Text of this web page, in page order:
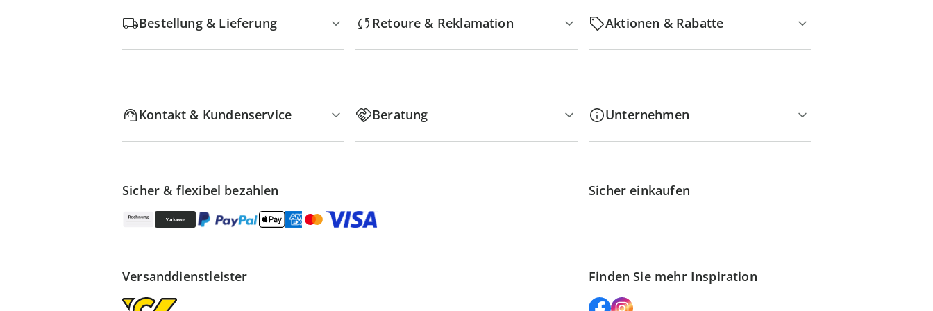
Bestellung & Lieferung Retoure & Reklamation Aktionen & Rabatte
Kontakt & Kundenservice Beratung Unternehmen
Sicher & flexibel bezahlen Sicher einkaufen
Versanddienstleister Finden Sie mehr Inspiration